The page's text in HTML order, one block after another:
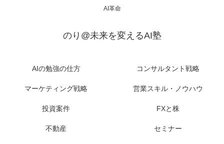
AI革命
のり@未来を変えるAI塾
AIの勉強の仕方 コンサルタント戦略
マーケティング戦略 営業スキル・ノウハウ
投資案件 FXと株
不動産 セミナー